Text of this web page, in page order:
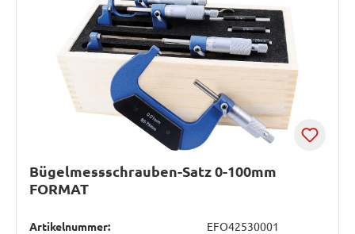
Bügelmessschrauben-Satz 0-100mm
FORMAT
Artikelnummer: EFO42530001